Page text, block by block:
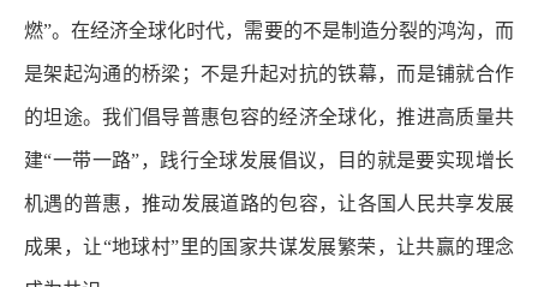
燃”。在经济全球化时代，需要的不是制造分裂的鸿沟，而
是架起沟通的桥梁；不是升起对抗的铁幕，而是铺就合作
的坦途。我们倡导普惠包容的经济全球化，推进高质量共
建“一带一路”，践行全球发展倡议，目的就是要实现增长
机遇的普惠，推动发展道路的包容，让各国人民共享发展
成果，让“地球村”里的国家共谋发展繁荣，让共赢的理念